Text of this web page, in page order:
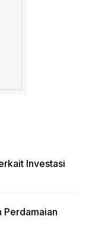
Investasi
Perdamaian